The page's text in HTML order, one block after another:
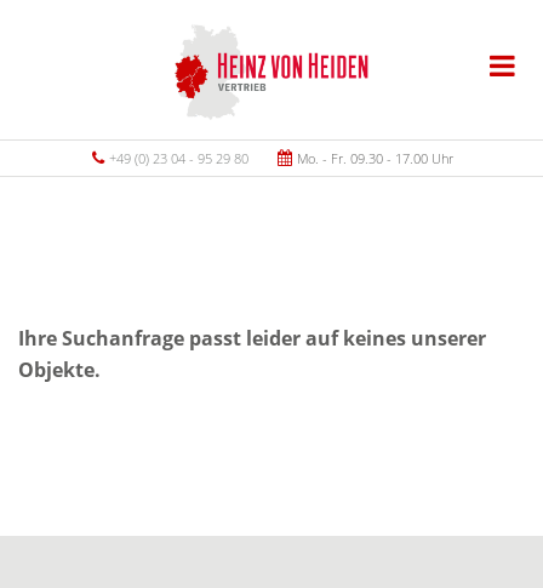
+49 (0) 23 04 - 95 29 80 Mo. - Fr. 09.30 - 17.00 Uhr
Ihre Suchanfrage passt leider auf keines unserer
Objekte.